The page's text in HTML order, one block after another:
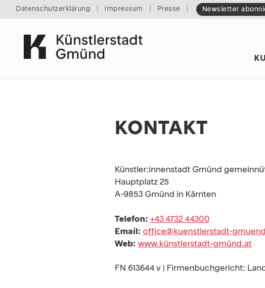
Datenschutzerklärung Impressum Presse Newsletter
KONTAKT
Künstler:innenstadt Gmünd
Hauptplatz 25
A-9853 Gmünd in Kärnten
Telefon: +43 4732 44300
Email: office@kuenstlerstadt-
Web: www.künstlerstadt-gmünd.at
FN 613644 v | Firmenbuchgericht: